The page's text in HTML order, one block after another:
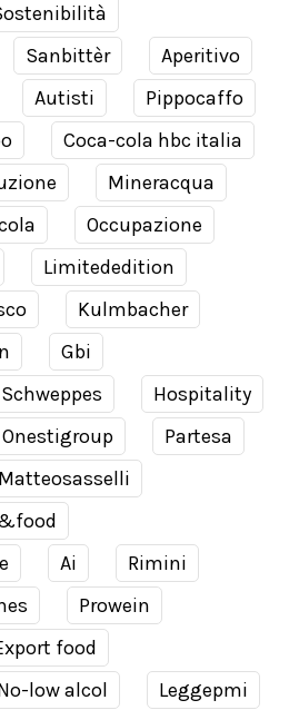
Sanbittèr
Aperitivo
Autisti
Pippocaffo
Coca-cola hbc italia
Mineracqua
Occupazione
Limitededition
Kulmbacher
Gbi
Schweppes
Hospitality
Onestigroup
Partesa
Matteosasselli
Ai
Rimini
Prowein
food
low alcol
Leggepmi